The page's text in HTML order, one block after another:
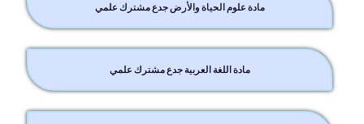
مادة علوم الحياة والأرض جدع مشترك علمي
مادة اللغة العربية جدع مشترك علمي